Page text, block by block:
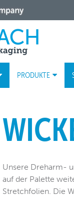
PRODUKTE
Unsere Dreharm-
auf der Palette
Stretchfolien. Die